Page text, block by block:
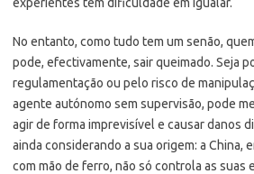
No entanto, como tudo tem um senão,
pode, efectivamente, sair queimado. Seja
regulamentação ou pelo risco de
agente autónomo sem supervisão, pode
agir de forma imprevisível e causar danos
ainda considerando a sua origem: a China,
com mão de ferro, não só controla as suas